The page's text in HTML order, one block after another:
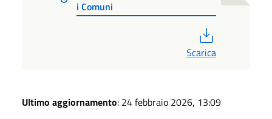
i Comuni
Scarica
Ultimo aggiornamento: 24 febbraio 2026, 13:09